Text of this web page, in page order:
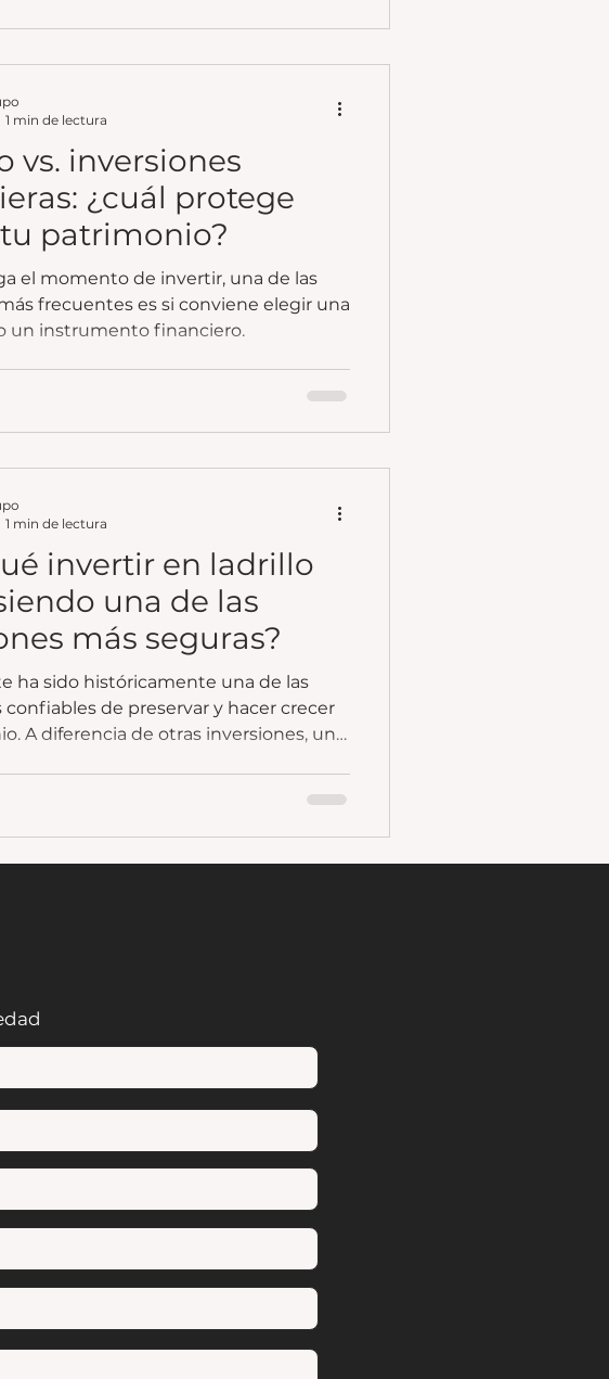
vs. inversiones
¿cuál protege
patrimonio?
el momento de invertir, una de las
frecuentes es si conviene elegir una
un instrumento financiero.
1 min de lectura
invertir en ladrillo
una de las
más seguras?
ha sido históricamente una de las
confiables de preservar y hacer crecer
A diferencia de otras inversiones, una
1 min de lectura